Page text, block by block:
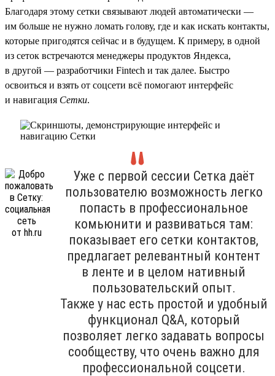
Благодаря этому сетки связывают людей автоматически —
им больше не нужно ломать голову, где и как искать контакты,
которые пригодятся сейчас и в будущем. К примеру, в одной
из сеток встречаются менеджеры продуктов Яндекса,
в другой — разработчики Fintech и так далее. Быстро
освоиться и взять от соцсети всё помогают интерфейс
и навигация Сетки.
Уже с первой сессии Сетка даёт
пользователю возможность легко
попасть в профессиональное
комьюнити и развиваться там:
показывает его сетки контактов,
предлагает релевантный контент
в ленте и в целом нативный
пользовательский опыт.
Также у нас есть простой и удобный
функционал Q&A, который
позволяет легко задавать вопросы
сообществу, что очень важно для
профессиональной соцсети.